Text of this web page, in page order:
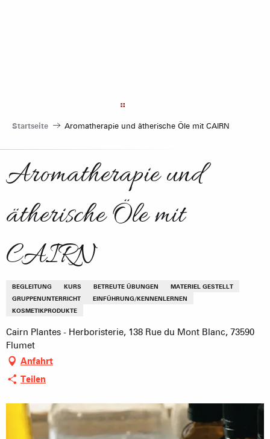
Startseite Aromatherapie und ätherische Öle mit CAIRN
Aromatherapie und
ätherische Öle mit
CAIRN
BEGLEITUNG KURS BETREUTE ÜBUNGEN
MATERIEL GESTELLT
GRUPPENUNTERRICHT
EINFÜHRUNG/KENNENLERNEN
KOSMETIKPRODUKTE
Cairn Plantes - Herboristerie, 138 Rue du Mont Blanc, 73590
Flumet
Anfahrt
Teilen